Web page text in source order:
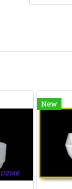
New